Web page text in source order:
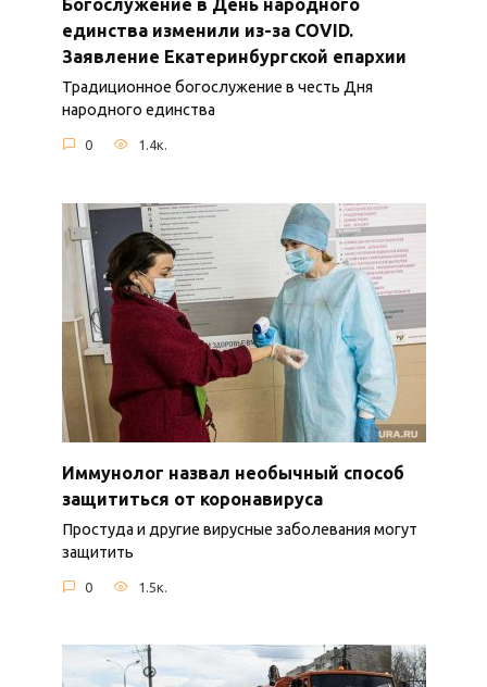
Богослужение в День народного
единства изменили из-за COVID.
Заявление Екатеринбургской епархии
Традиционное богослужение в честь Дня
народного единства
0 1.4к.
Иммунолог назвал необычный способ
защититься от коронавируса
Простуда и другие вирусные заболевания могут
защитить
0 1.5к.